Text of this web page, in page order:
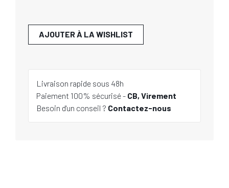
AJOUTER À LA WISHLIST
Livraison rapide sous 48h
Paiement 100% sécurisé - CB, Virement
Besoin d'un conseil ? Contactez-nous